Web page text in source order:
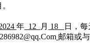
年 12 月 18 日 ，
邮箱或与